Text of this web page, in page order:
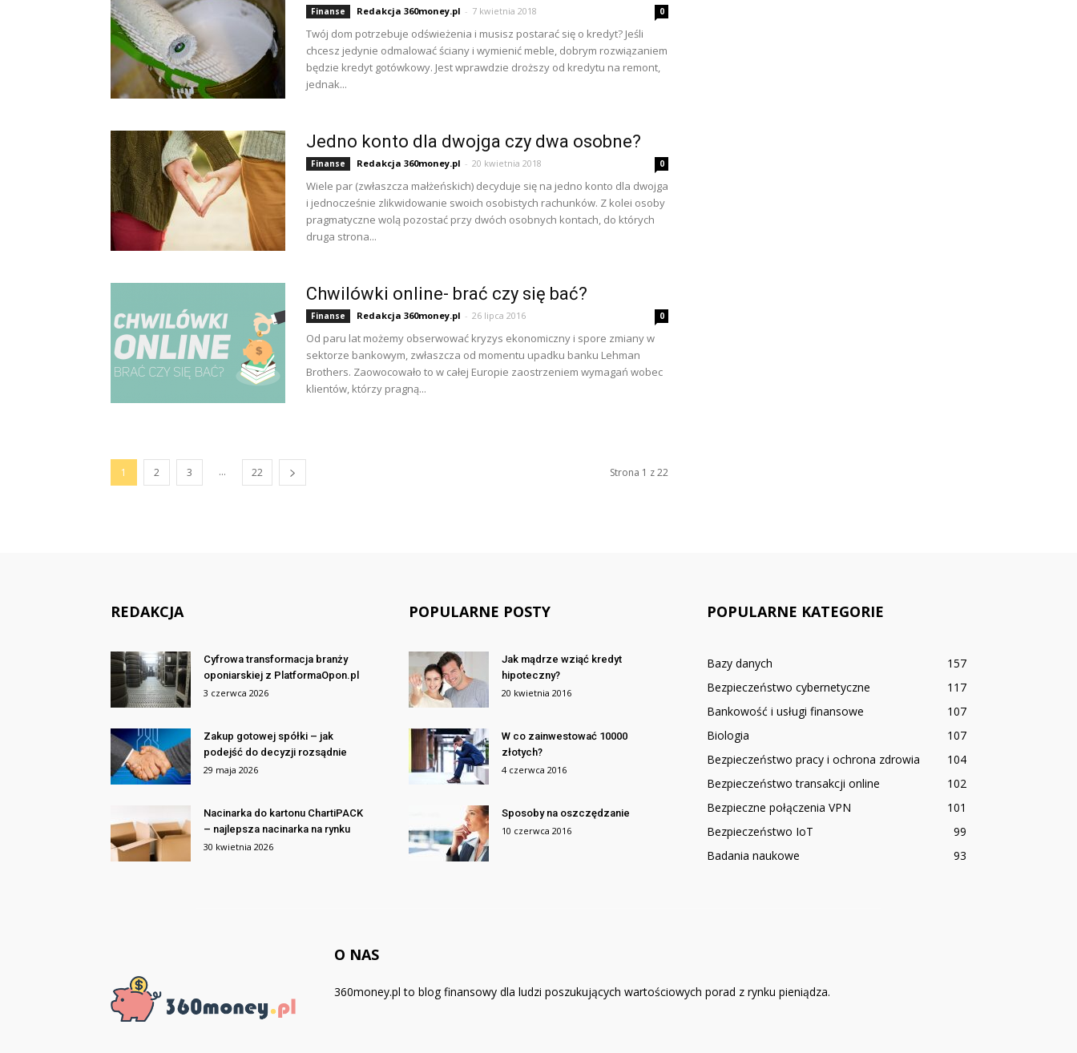
Finanse Redakcja 360money.pl - 7 kwietnia 2018 0
Twój dom potrzebuje odświeżenia i musisz postarać się o kredyt? Jeśli
chcesz jedynie odmalować ściany i wymienić meble, dobrym rozwiązaniem
będzie kredyt gotówkowy. Jest wprawdzie droższy od kredytu na remont,
jednak...
Jedno konto dla dwojga czy dwa osobne?
Finanse Redakcja 360money.pl - 20 kwietnia 2018 0
Wiele par (zwłaszcza małżeńskich) decyduje się na jedno konto dla dwojga
i jednocześnie zlikwidowanie swoich osobistych rachunków. Z kolei osoby
pragmatyczne wolą pozostać przy dwóch osobnych kontach, do których
druga strona...
Chwilówki online- brać czy się bać?
Finanse Redakcja 360money.pl - 26 lipca 2016 0
Od paru lat możemy obserwować kryzys ekonomiczny i spore zmiany w
sektorze bankowym, zwłaszcza od momentu upadku banku Lehman
Brothers. Zaowocowało to w całej Europie zaostrzeniem wymagań wobec
klientów, którzy pragną...
1 2 3 ... 22 Strona 1 z 22
REDAKCJA
Cyfrowa transformacja branży
oponiarskiej z PlatformaOpon.pl
3 czerwca 2026
Zakup gotowej spółki – jak
podejść do decyzji rozsądnie
29 maja 2026
Nacinarka do kartonu ChartiPACK
– najlepsza nacinarka na rynku
30 kwietnia 2026
POPULARNE POSTY
Jak mądrze wziąć kredyt
hipoteczny?
20 kwietnia 2016
W co zainwestować 10000
złotych?
4 czerwca 2016
Sposoby na oszczędzanie
10 czerwca 2016
POPULARNE KATEGORIE
Bazy danych
157
Bezpieczeństwo cybernetyczne
117
Bankowość i usługi finansowe
107
Biologia
107
Bezpieczeństwo pracy i ochrona zdrowia
104
Bezpieczeństwo transakcji online
102
Bezpieczne połączenia VPN
101
Bezpieczeństwo IoT
99
Badania naukowe
93
O NAS
360money.pl to blog finansowy dla ludzi poszukujących wartościowych porad z rynku pieniądza.